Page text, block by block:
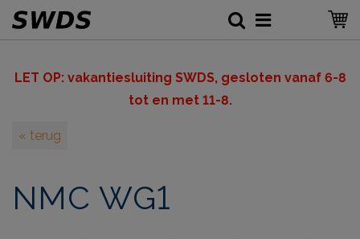
LET OP: vakantiesluiting SWDS, gesloten vanaf 6-8
tot en met 11-8.
« terug
NMC WG1